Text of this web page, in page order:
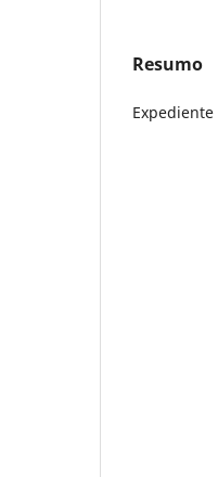
Resumo
Expediente